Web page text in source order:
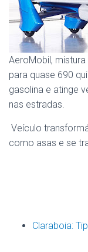
AeroMobil,
para quase 690
gasolina e atinge
nas estradas.
Veículo
como asas e se
Claraboia: